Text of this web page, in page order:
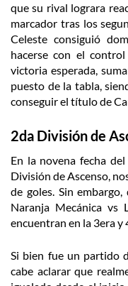
que su rival lograra
marcador tras los
Celeste consiguió
hacerse con el
victoria esperada,
puesto de la tabla,
conseguir el título de
2da División de
En la novena fecha
División de Ascenso,
de goles. Sin
Naranja Mecánica vs
encuentran en la 3era y
Si bien fue un partido
cabe aclarar que